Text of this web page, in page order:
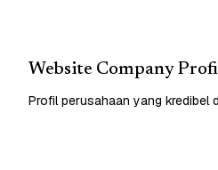
Website Company
Profil perusahaan yang kredibel